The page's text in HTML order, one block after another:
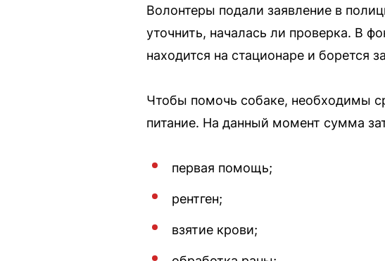
Волонтеры подали заявление в
уточнить, началась ли проверка. В
находится на стационаре и борется
Чтобы помочь собаке, необходимы
питание. На данный момент сумма
первая помощь;
рентген;
взятие крови;